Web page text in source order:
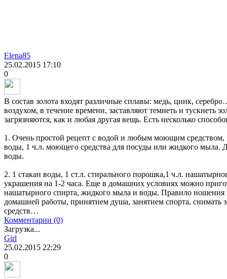
Elena85
25.02.2015 17:10
0
В состав золота входят различные сплавы: медь, цинк,
воздухом, в течение времени, заставляют темнеть и тускнеть
загрязняются, как и любая другая вещь. Есть несколько
1. Очень простой рецепт с водой и любым моющим средством,
воды, 1 ч.л. моющего средства для посуды или жидкого мыла.
воды.
2. 1 стакан воды, 1 ст.л. стирального порошка,1 ч.л.
украшения на 1-2 часа. Еще в домашних условиях можно
нашатырного спирта, жидкого мыла и воды. Правило ношения
домашней работы, принятием душа, занятием спорта, снимать
средств…
Комментарии (0)
Загрузка...
Girl
25.02.2015 22:29
0